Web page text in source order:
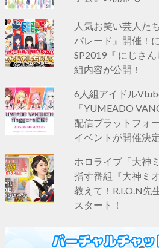
人気お笑い芸人た
パレード』開催！
SP2019『 にじさ
組内容が公開！
6人組アイドル
「YUMEADO
配信プラットフォ
イベントが開催決
ホロライブ「大神
指す番組『大神ミ
教えて！R.I.O.N先
スタート！